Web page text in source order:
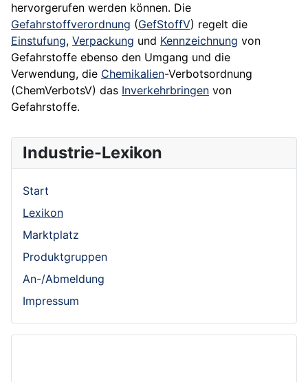
hervorgerufen werden können. Die
Gefahrstoffverordnung (GefStoffV) regelt die
Einstufung, Verpackung und Kennzeichnung von
Gefahrstoffe ebenso den Umgang und die
Verwendung, die Chemikalien-Verbotsordnung
(ChemVerbotsV) das Inverkehrbringen von
Gefahrstoffe.
Industrie-Lexikon
Start
Lexikon
Marktplatz
Produktgruppen
An-/Abmeldung
Impressum